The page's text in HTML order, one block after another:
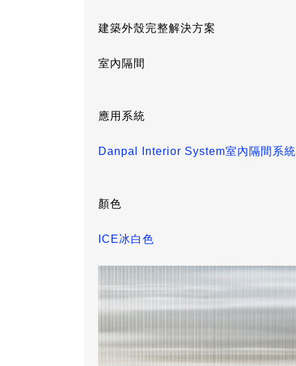
建築外殼完整解決方案
室內隔間
應用系統
Danpal Interior System室內隔間系統
顏色
ICE冰白色